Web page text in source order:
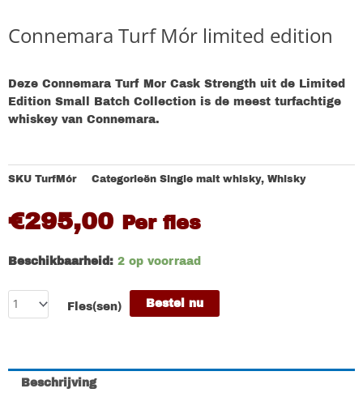
Connemara Turf Mór limited edition
Deze Connemara Turf Mor Cask Strength uit de Limited
Edition Small Batch Collection is de meest turfachtige
whiskey van Connemara.
SKU TurfMór Categorieën Single malt whisky, Whisky
€295,00 Per fles
Beschikbaarheid: 2 op voorraad
Fles(sen) Bestel nu
Beschrijving